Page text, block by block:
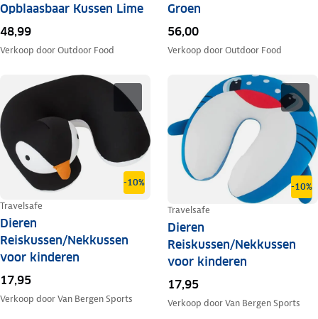
Opblaasbaar Kussen Lime
48,99
Verkoop doorOutdoor Food
Groen
56,00
Verkoop doorOutdoor Food
-10%
Travelsafe
Dieren
Reiskussen/Nekkussen
voor kinderen
17,95
Verkoop doorVan Bergen Sports
-10%
Travelsafe
Dieren
Reiskussen/Nekkussen
voor kinderen
17,95
Verkoop doorVan Bergen Sports